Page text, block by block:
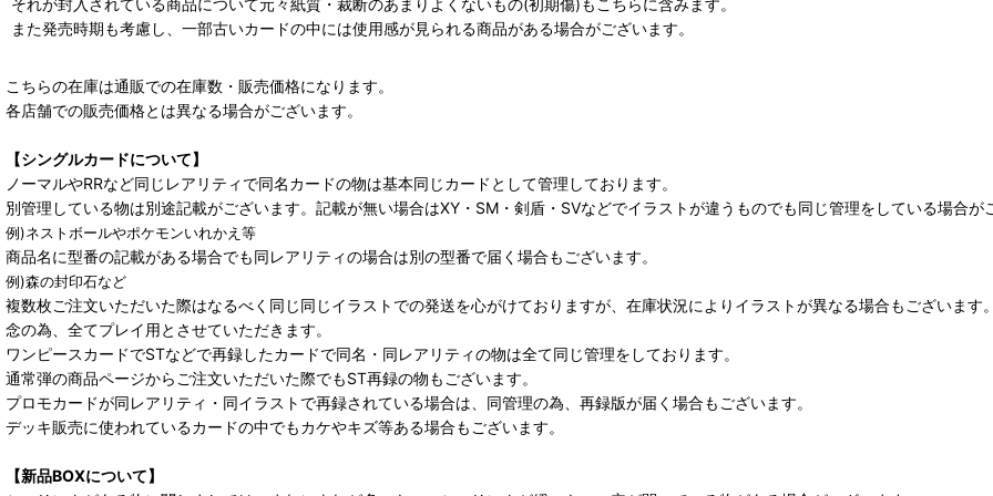
また発売時期も考慮し、一部古いカードの中には使用感が見られる商品がある場合がございます。
こちらの在庫は通販での在庫数・販売価格になります。
各店舗での販売価格とは異なる場合がございます。
【シングルカードについて】
ノーマルやRRなど同じレアリティで同名カードの物は基本同じカードとして管理しております。
別管理している物は別途記載がございます。記載が無い場合はXY・SM・剣盾・SVなどでイラストが違うものでも同じ管理をしている場合が
例)ネストボールやポケモンいれかえ等
商品名に型番の記載がある場合でも同レアリティの場合は別の型番で届く場合もございます。
例)森の封印石など
複数枚ご注文いただいた際はなるべく同じ同じイラストでの発送を心がけておりますが、在庫状況によりイラストが異なる場合もございます。
念の為、全てプレイ用とさせていただきます。
ワンピースカードでSTなどで再録したカードで同名・同レアリティの物は全て同じ管理をしております。
通常弾の商品ページからご注文いただいた際でもST再録の物もございます。
プロモカードが同レアリティ・同イラストで再録されている場合は、同管理の為、再録版が届く場合もございます。
デッキ販売に使われているカードの中でもカケやキズ等ある場合もございます。
【新品BOXについて】